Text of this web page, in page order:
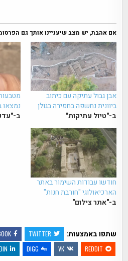
אם אהבת, יש מצב שיעניינו אותך גם
אבן גבול עתיקה עם כיתוב
ביוונית נחשפה בחפירה בגולן
ב-"טיול עתיקות"
נמצאו
ב-
חודשו עבודות השימור באתר
הארכיאולוגי "חורבת חנות"
ב-"אתר צילום"
שתפו באמצעות: TWITTER
REDDIT
VK
DIGG